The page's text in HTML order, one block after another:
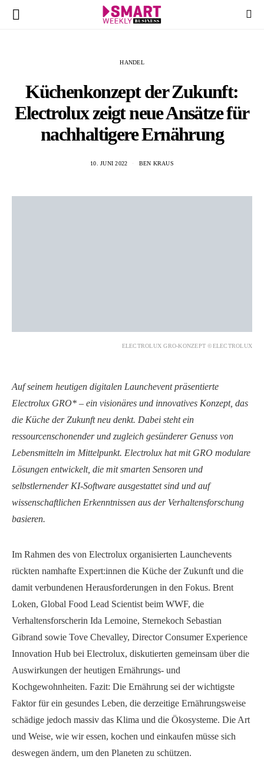
HANDEL
Küchenkonzept der Zukunft:
Electrolux zeigt neue Ansätze für
nachhaltigere Ernährung
10. JUNI 2022 BEN KRAUS
ELECTROLUX GRO-KONZEPT ©ELECTROLUX
Auf seinem heutigen digitalen Launchevent präsentierte
Electrolux GRO* – ein visionäres und innovatives Konzept, das
die Küche der Zukunft neu denkt. Dabei steht ein
ressourcenschonender und zugleich gesünderer Genuss von
Lebensmitteln im Mittelpunkt. Electrolux hat mit GRO modulare
Lösungen entwickelt, die mit smarten Sensoren und
selbstlernender KI-Software ausgestattet sind und auf
wissenschaftlichen Erkenntnissen aus der Verhaltensforschung
basieren.
Im Rahmen des von Electrolux organisierten Launchevents
rückten namhafte Expert:innen die Küche der Zukunft und die
damit verbundenen Herausforderungen in den Fokus. Brent
Loken, Global Food Lead Scientist beim WWF, die
Verhaltensforscherin Ida Lemoine, Sternekoch Sebastian
Gibrand sowie Tove Chevalley, Director Consumer Experience
Innovation Hub bei Electrolux, diskutierten gemeinsam über die
Auswirkungen der heutigen Ernährungs- und
Kochgewohnheiten. Fazit: Die Ernährung sei der wichtigste
Faktor für ein gesundes Leben, die derzeitige Ernährungsweise
schädige jedoch massiv das Klima und die Ökosysteme. Die Art
und Weise, wie wir essen, kochen und einkaufen müsse sich
deswegen ändern, um den Planeten zu schützen.